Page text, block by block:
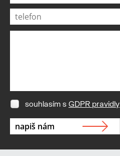
souhlasím s GDPR pravidly